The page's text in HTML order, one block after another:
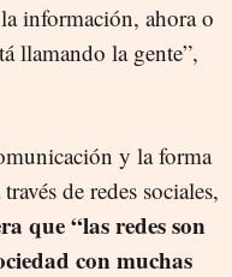
información, ahora o
llamando la gente”,
y la forma
de redes sociales,
que “las redes son
con muchas